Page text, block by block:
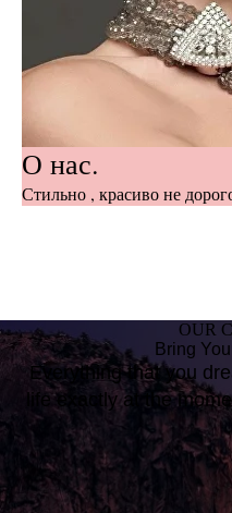
О нас.
Стильно , красиво не
OUR
Bring
Everything that you
life exactly at the